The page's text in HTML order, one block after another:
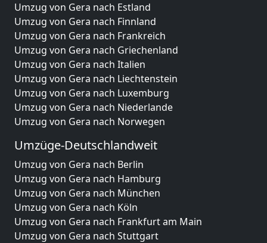
Umzug von Gera nach Estland
Umzug von Gera nach Finnland
Umzug von Gera nach Frankreich
Umzug von Gera nach Griechenland
Umzug von Gera nach Italien
Umzug von Gera nach Liechtenstein
Umzug von Gera nach Luxemburg
Umzug von Gera nach Niederlande
Umzug von Gera nach Norwegen
Umzüge-Deutschlandweit
Umzug von Gera nach Berlin
Umzug von Gera nach Hamburg
Umzug von Gera nach München
Umzug von Gera nach Köln
Umzug von Gera nach Frankfurt am Main
Umzug von Gera nach Stuttgart